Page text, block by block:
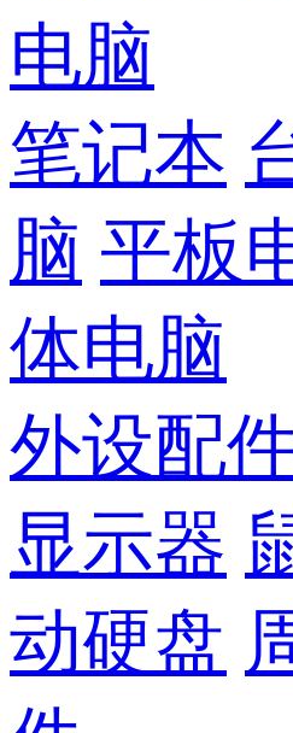
电脑
笔记本
脑 平板
体电脑
外设配
显示器
动硬盘